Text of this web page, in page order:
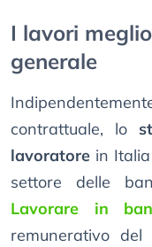
I lavori
generale
contrattuale, lo
lavoratore in
settore delle
Lavorare in
remunerativo